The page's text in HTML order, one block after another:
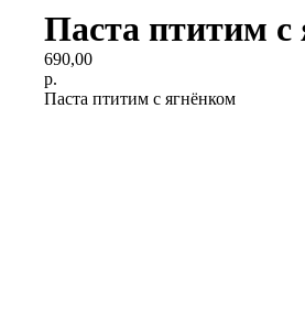
Паста птитим с
690,00
р.
Паста птитим с ягнёнком